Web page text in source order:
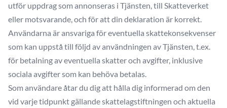
utför uppdrag som annonseras i Tjänsten, till Skatteverket
eller motsvarande, och för att din deklaration är korrekt.
Användarna är ansvariga för eventuella skattekonsekvenser
som kan uppstå till följd av användningen av Tjänsten, t.ex.
för betalning av eventuella skatter och avgifter, inklusive
sociala avgifter som kan behöva betalas.
Som användare åtar du dig att hålla dig informerad om den
vid varje tidpunkt gällande skattelagstiftningen och aktuella